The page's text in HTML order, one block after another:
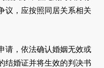
议，应按照同居关系相关
请，依法确认婚姻无效或
结婚证并将生效的判决书